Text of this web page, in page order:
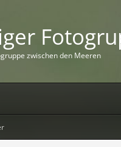
gruppe zwischenden Meeren